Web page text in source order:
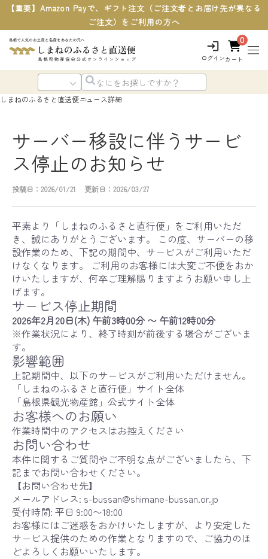
【重要】Amazon Payで、ギフト注文（ご注文者とお届け先が異なる
ご注文）をご利用の方へ
ログイン
0
カート
しまねのふるさと直送便ニュース詳細
サーバー移設に伴うサービ
ス停止のお知らせ
投稿日：2026/01/21 更新日：2026/03/27
平素より「しまねのふるさと直行便」をご利用いただ
き、誠にありがとうございます。 この度、サーバーの移
設作業のため、下記の期間中、サービスがご利用いただ
けなくなります。 ご利用のお客様には大変ご不便をおか
けいたしますが、何卒ご理解賜りますようお願い申し上
げます。
サービス停止期間
2026年2月20日(木) 午前3時00分 〜 午前12時00分
※作業状況により、終了時刻が前後する場合がございま
す。
影響範囲
上記期間中、以下のサービスがご利用いただけません。
「しまねのふるさと直行便」サイト全体
「島根県観光物産館」公式サイト全体
お客様へのお願い
作業時間中のアクセスはお控えください
お問い合わせ
本件に関するご質問やご不明な点がございましたら、下
記までお問い合わせください。
【お問い合わせ先】
メールアドレス: s-bussan@shimane-bussan.or.jp
受付時間: 平日 9:00〜18:00
お客様にはご迷惑をおかけいたしますが、より安定した
サービス提供のための作業となりますので、ご協力のほ
どよろしくお願いいたします。